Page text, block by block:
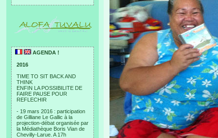
AGENDA !
2016
TIME TO SIT BACK AND
THINK
ENFIN LA POSSIBILITE DE
FAIRE PAUSE POUR
REFLECHIR
- 19 mars 2016 : participation
de Gilliane Le Gallic à la
projection-débat organisée par
la Médiathèque Boris Vian de
Chevilly-Larue. A 17h